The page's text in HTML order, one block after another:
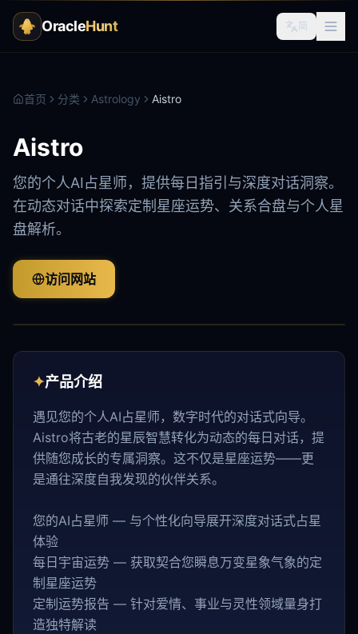
OracleHunt 简
首页 分类 Astrology Aistro
Aistro
您的个人AI占星师，提供每日指引与深度对话洞察。
在动态对话中探索定制星座运势、关系合盘与个人星
盘解析。
访问网站
✦产品介绍
遇见您的个人AI占星师，数字时代的对话式向导。
Aistro将古老的星辰智慧转化为动态的每日对话，提
供随您成长的专属洞察。这不仅是星座运势——更
是通往深度自我发现的伙伴关系。
您的AI占星师 — 与个性化向导展开深度对话式占星
体验
每日宇宙运势 — 获取契合您瞬息万变星象气象的定
制星座运势
定制运势报告 — 针对爱情、事业与灵性领域量身打
造独特解读